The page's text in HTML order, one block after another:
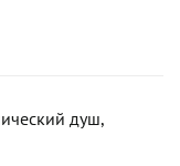
душ,